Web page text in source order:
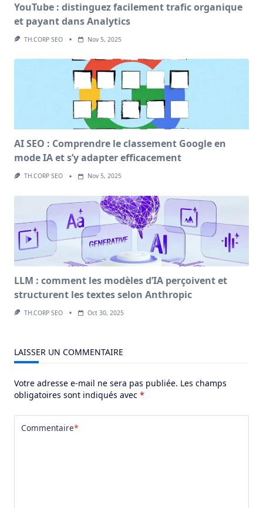
YouTube : distinguez facilement trafic organique
et payant dans Analytics
TH.CORP SEO Nov 5, 2025
AI SEO : Comprendre le classement Google en
mode IA et s’y adapter efficacement
TH.CORP SEO Nov 5, 2025
LLM : comment les modèles d’IA perçoivent et
structurent les textes selon Anthropic
TH.CORP SEO Oct 30, 2025
LAISSER UN COMMENTAIRE
Votre adresse e-mail ne sera pas publiée. Les champs
obligatoires sont indiqués avec *
Commentaire*